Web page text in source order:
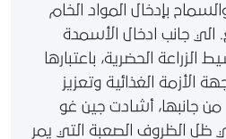
بإدخال المواد الخام
الي جانب ادخال الأسمدة
الزراعة الحضرية، باعتبارها
الأزمة الغذائية وتعزيز
من جانبها، أشادت جين غو
ظل الظروف الصعبة التي يمر